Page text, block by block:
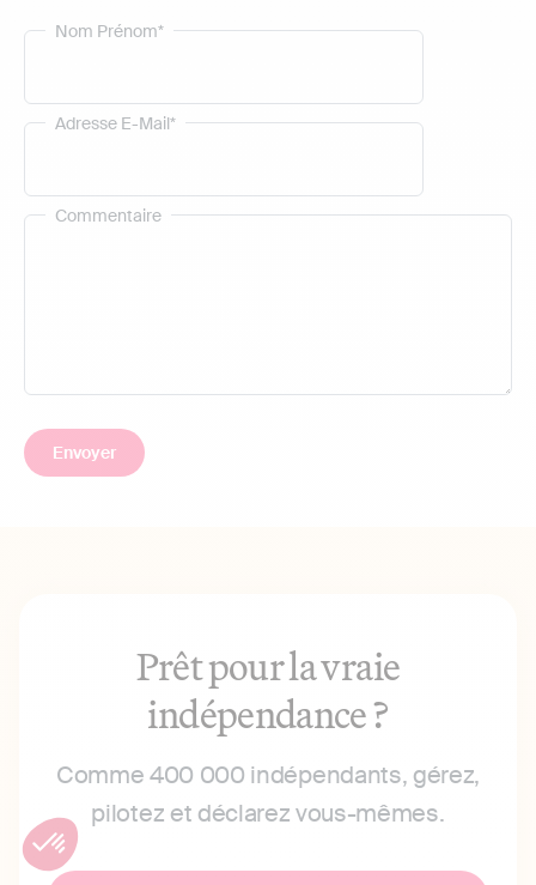
Commentaire
Nom Prénom*
Adresse E-Mail*
Prêt pour la vraie
indépendance ?
Comme 400 000 indépendants, gérez,
pilotez et déclarez vous-mêmes.